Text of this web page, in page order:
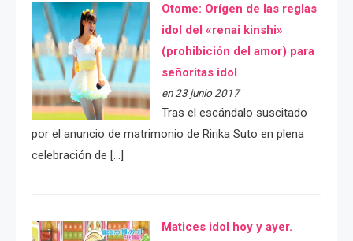
Otome: Orígen de las reglas
idol del «renai kinshi»
(prohibición del amor) para
señoritas idol
en 23 junio 2017
Tras el escándalo suscitado
por el anuncio de matrimonio de Ririka Suto en plena
celebración de […]
Matices idol hoy y ayer.